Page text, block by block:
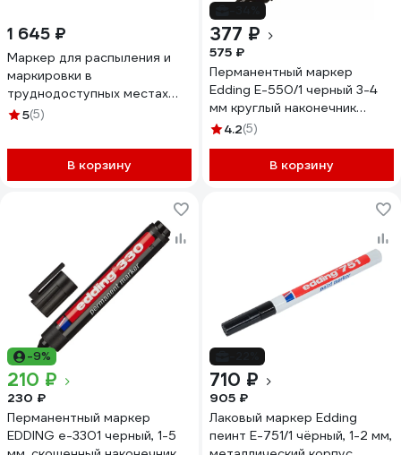
1 645 ₽
Маркер для распыления и
маркировки в
труднодоступных местах
EDDING 50-100 мм, диаметр
8875
5(5)
В корзину
377 ₽
575 ₽
Перманентный маркер
Edding E-550/1 черный 3-4
мм круглый наконечник
539363
4.2(5)
В корзину
-9%
210 ₽
230 ₽
Перманентный маркер
EDDING e-3301 черный, 1-5
710 ₽
905 ₽
Лаковый маркер Edding
пеинт E-751/1 чёрный, 1-2 мм,